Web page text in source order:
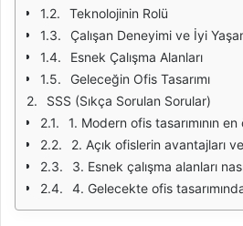
Teknolojinin Rolü
Çalışan Deneyimi ve İyi
Esnek Çalışma Alanları
Geleceğin Ofis Tasarımı
SSS (Sıkça Sorulan Sorular)
1. Modern ofis tasarımının en
2. Açık ofislerin avantajları ve
3. Esnek çalışma alanları
4. Gelecekte ofis tasarımında